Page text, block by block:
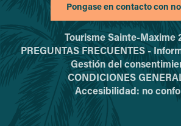
Pongase en contacto con
Tourisme Sainte-Maxime
PREGUNTAS FRECUENTES -
Gestión del
CONDICIONES
Accesibilidad: no